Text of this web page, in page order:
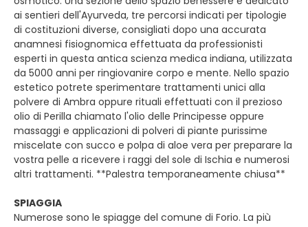
ai sentieri dell'Ayurveda, tre percorsi indicati per tipologie
di costituzioni diverse, consigliati dopo una accurata
anamnesi fisiognomica effettuata da professionisti
esperti in questa antica scienza medica indiana, utilizzata
da 5000 anni per ringiovanire corpo e mente. Nello spazio
estetico potrete sperimentare trattamenti unici alla
polvere di Ambra oppure rituali effettuati con il prezioso
olio di Perilla chiamato l'olio delle Principesse oppure
massaggi e applicazioni di polveri di piante purissime
miscelate con succo e polpa di aloe vera per preparare la
vostra pelle a ricevere i raggi del sole di Ischia e numerosi
altri trattamenti. **Palestra temporaneamente chiusa**
SPIAGGIA
Numerose sono le spiagge del comune di Forio. La più